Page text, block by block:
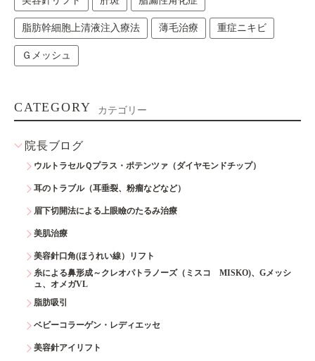
脂肪幹細胞上清液注入療法 薄毛治療 重症ニキビ
Ｇメッシュ
CATEGORY カテゴリー
院長ブログ
ウルトラセルＱプラス・ポテンツァ（ダイヤモンドチップ）
耳のトラブル（耳垂裂、粉瘤などなど）
眉下切開法による上眼瞼のたるみ治療
美肌治療
美容針口角(ほうれい線）リフト
糸による鼻形成～クレオパトラノーズ（ミスコ MISKO)、Gメッシ
ュ、オメガVL
脂肪吸引
ベビーコラーゲン・レディエッセ
美容針アイリフト